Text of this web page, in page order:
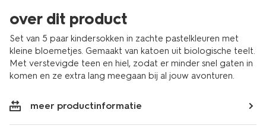
over dit product
Set van 5 paar kindersokken in zachte pastelkleuren met
kleine bloemetjes. Gemaakt van katoen uit biologische teelt.
Met verstevigde teen en hiel, zodat er minder snel gaten in
komen en ze extra lang meegaan bij al jouw avonturen.
meer productinformatie